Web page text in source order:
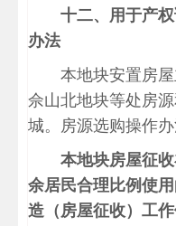
十二、用于产
办法
本地块安置房
佘山北地块等处房
城。房源选购操作办
本地块房屋征
余居民合理比例使
造（房屋征收）工